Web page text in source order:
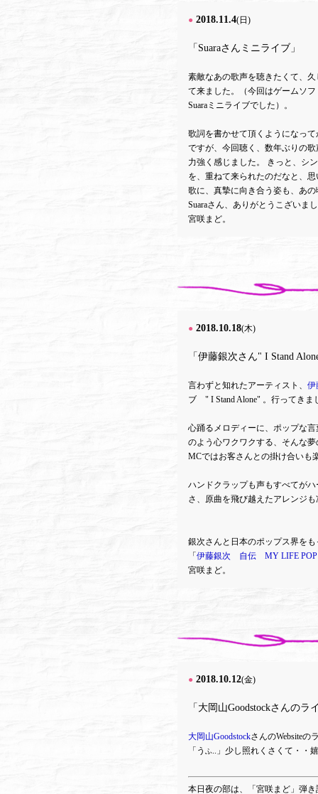
● 2018.11.4(日)
「Suaraさんミニライブ」
素敵なあの歌声を聴きたくて、久
て来ました。（今回はゲームソフ
Suaraミニライブでした）。
歌詞を書かせて頂くようになっ
ですが、今回聴く、数年ぶりの
力強く感じました。 きっと、シ
を、重ねて来られたのだなと、
歌に、真摯に向き合う姿も、あ
Suaraさん、ありがとうこざいま
宮咲まど。
● 2018.10.18(木)
「伊藤銀次さん" I Stand
言わずと知れたアーティスト、 伊
ブ " I Stand Alone" 。行ってきま
心踊るメロディーに、ポップな
のよう心ワクワクする、そんな
MCではお客さんとの掛け合いも
ハンドクラップも声もすべてが
さ、原曲を飛び越えたアレンジ
銀次さんと日本のポップス界を
「 伊藤銀次 自伝 MY LIFE POP
宮咲まど。
● 2018.10.12(金)
「大岡山Goodstockさんのラ
大岡山GoodstockさんのWebsiteの
「う ふ..」少し照れくさくて・・
本日夜の部は、「宮咲まど」弾